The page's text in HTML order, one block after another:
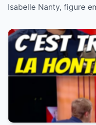
Isabelle Nanty, figure